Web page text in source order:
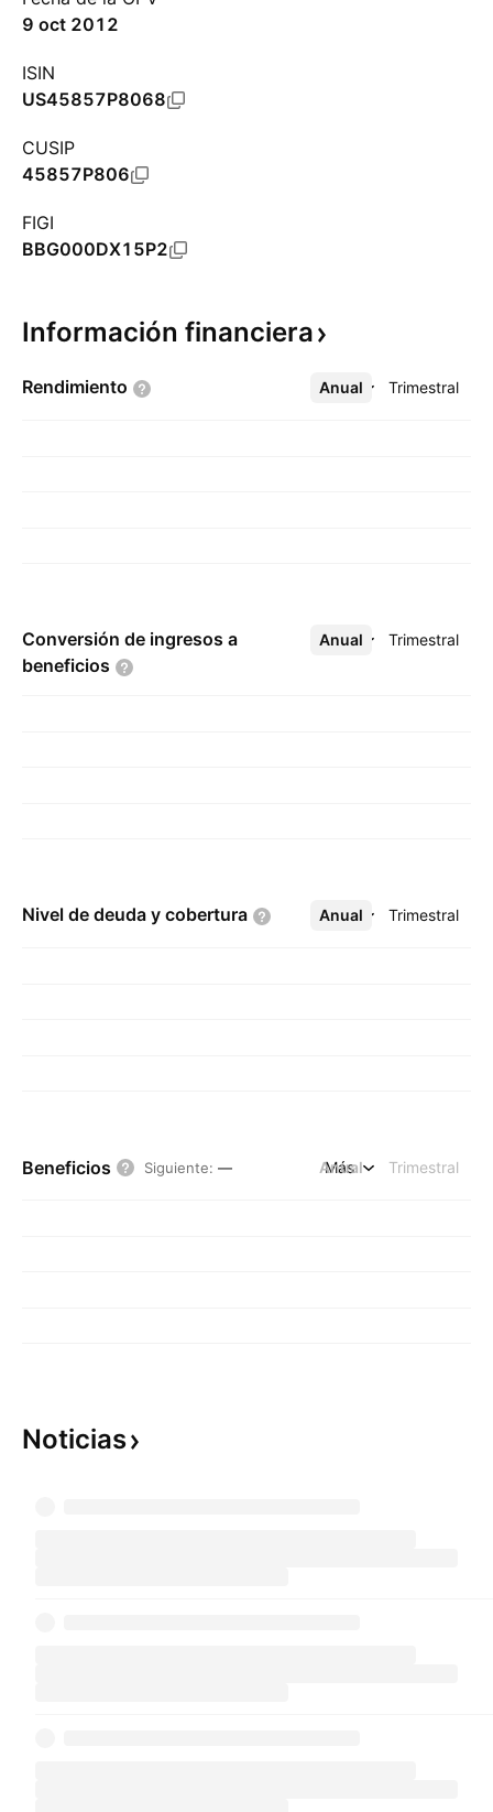
9 oct 2012
ISIN
US45857P8068
CUSIP
45857P806
FIGI
BBG000DX15P2
Información financiera
Rendimiento Anual Trimestral
Más
Conversión de ingresos a
beneficios
Anual Trimestral
Más
Nivel de deuda y cobertura Anual Trimestral
Más
Beneficios Siguiente: — Anual Trimestral
Más
Noticias